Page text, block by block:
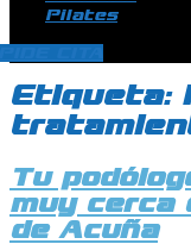
Pilates
Etiqueta:
Tu
muy cerca
de Acuña